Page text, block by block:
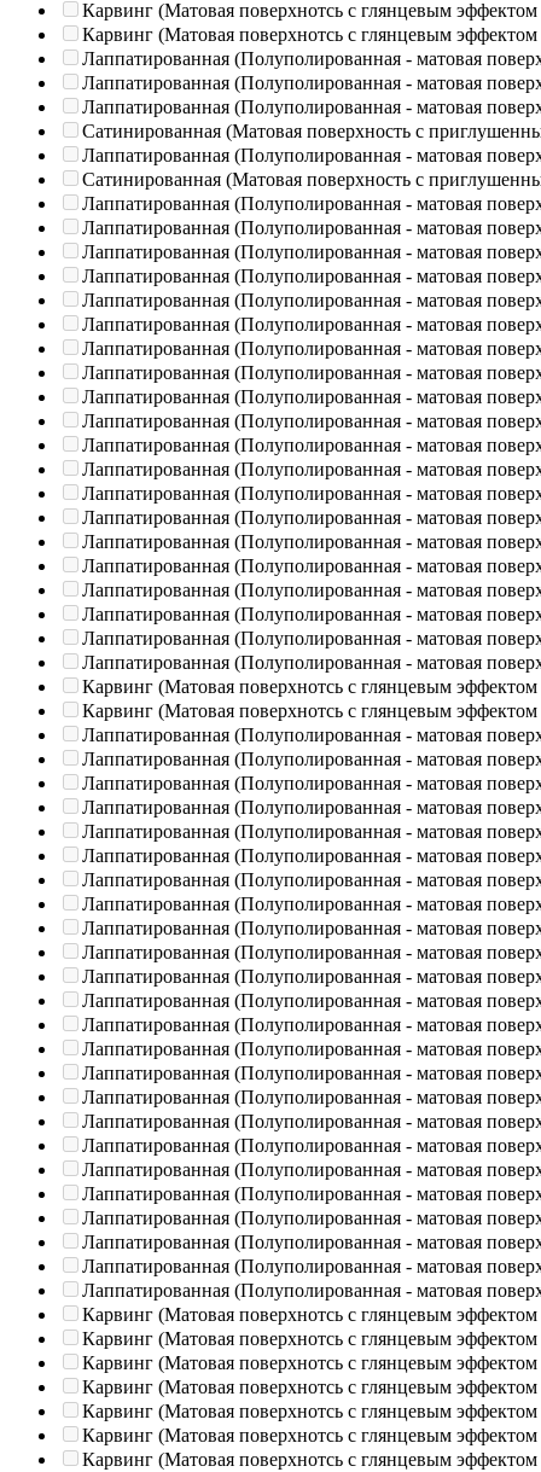
Карвинг (Матовая поверхнотсь с глянцевым эффектом
Карвинг (Матовая поверхнотсь с глянцевым эффектом
Лаппатированная (Полуполированная - матовая
Лаппатированная (Полуполированная - матовая
Лаппатированная (Полуполированная - матовая
Сатинированная (Матовая поверхность с
Лаппатированная (Полуполированная - матовая
Сатинированная (Матовая поверхность с
Лаппатированная (Полуполированная - матовая
Лаппатированная (Полуполированная - матовая
Лаппатированная (Полуполированная - матовая
Лаппатированная (Полуполированная - матовая
Лаппатированная (Полуполированная - матовая
Лаппатированная (Полуполированная - матовая
Лаппатированная (Полуполированная - матовая
Лаппатированная (Полуполированная - матовая
Лаппатированная (Полуполированная - матовая
Лаппатированная (Полуполированная - матовая
Лаппатированная (Полуполированная - матовая
Лаппатированная (Полуполированная - матовая
Лаппатированная (Полуполированная - матовая
Лаппатированная (Полуполированная - матовая
Лаппатированная (Полуполированная - матовая
Лаппатированная (Полуполированная - матовая
Лаппатированная (Полуполированная - матовая
Лаппатированная (Полуполированная - матовая
Лаппатированная (Полуполированная - матовая
Лаппатированная (Полуполированная - матовая
Карвинг (Матовая поверхнотсь с глянцевым эффектом
Карвинг (Матовая поверхнотсь с глянцевым эффектом
Лаппатированная (Полуполированная - матовая
Лаппатированная (Полуполированная - матовая
Лаппатированная (Полуполированная - матовая
Лаппатированная (Полуполированная - матовая
Лаппатированная (Полуполированная - матовая
Лаппатированная (Полуполированная - матовая
Лаппатированная (Полуполированная - матовая
Лаппатированная (Полуполированная - матовая
Лаппатированная (Полуполированная - матовая
Лаппатированная (Полуполированная - матовая
Лаппатированная (Полуполированная - матовая
Лаппатированная (Полуполированная - матовая
Лаппатированная (Полуполированная - матовая
Лаппатированная (Полуполированная - матовая
Лаппатированная (Полуполированная - матовая
Лаппатированная (Полуполированная - матовая
Лаппатированная (Полуполированная - матовая
Лаппатированная (Полуполированная - матовая
Лаппатированная (Полуполированная - матовая
Лаппатированная (Полуполированная - матовая
Лаппатированная (Полуполированная - матовая
Лаппатированная (Полуполированная - матовая
Лаппатированная (Полуполированная - матовая
Лаппатированная (Полуполированная - матовая
Карвинг (Матовая поверхнотсь с глянцевым эффектом
Карвинг (Матовая поверхнотсь с глянцевым эффектом
Карвинг (Матовая поверхнотсь с глянцевым эффектом
Карвинг (Матовая поверхнотсь с глянцевым эффектом
Карвинг (Матовая поверхнотсь с глянцевым эффектом
Карвинг (Матовая поверхнотсь с глянцевым эффектом
Карвинг (Матовая поверхнотсь с глянцевым эффектом